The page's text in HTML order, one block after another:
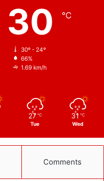
30 ℃
30º - 24º
66%
1.69 km/h
27 ℃
Tue
31 ℃
Wed
Comments